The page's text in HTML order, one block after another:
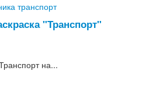
"Транспорт"
на...